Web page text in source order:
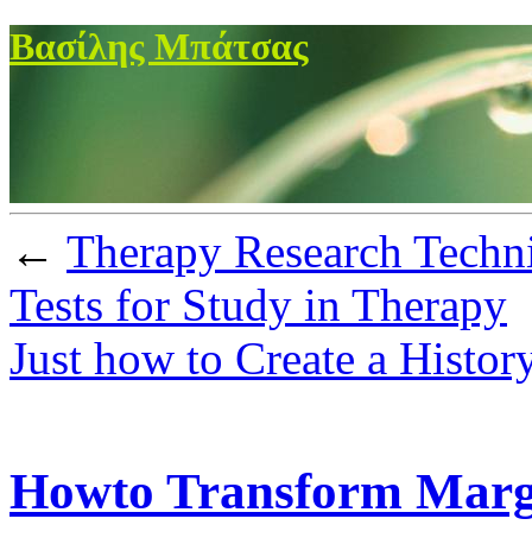
Βασίλης Μπάτσας
← Therapy Research
Tests for Study in Therapy
Just how to Create a
Howto Transform